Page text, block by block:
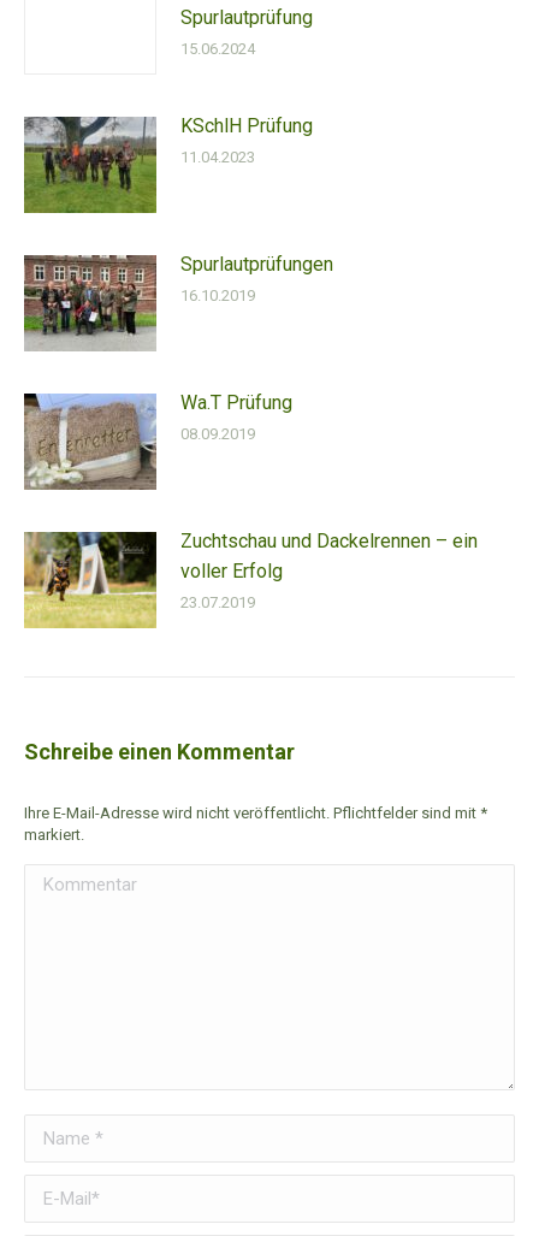
Spurlautprüfung
15.06.2024
KSchlH Prüfung
11.04.2023
Spurlautprüfungen
16.10.2019
Wa.T Prüfung
08.09.2019
Zuchtschau und Dackelrennen – ein
voller Erfolg
23.07.2019
Schreibe einen Kommentar
Ihre E-Mail-Adresse wird nicht veröffentlicht. Pflichtfelder sind mit *
markiert.
Kommentar
Name *
E-Mail *